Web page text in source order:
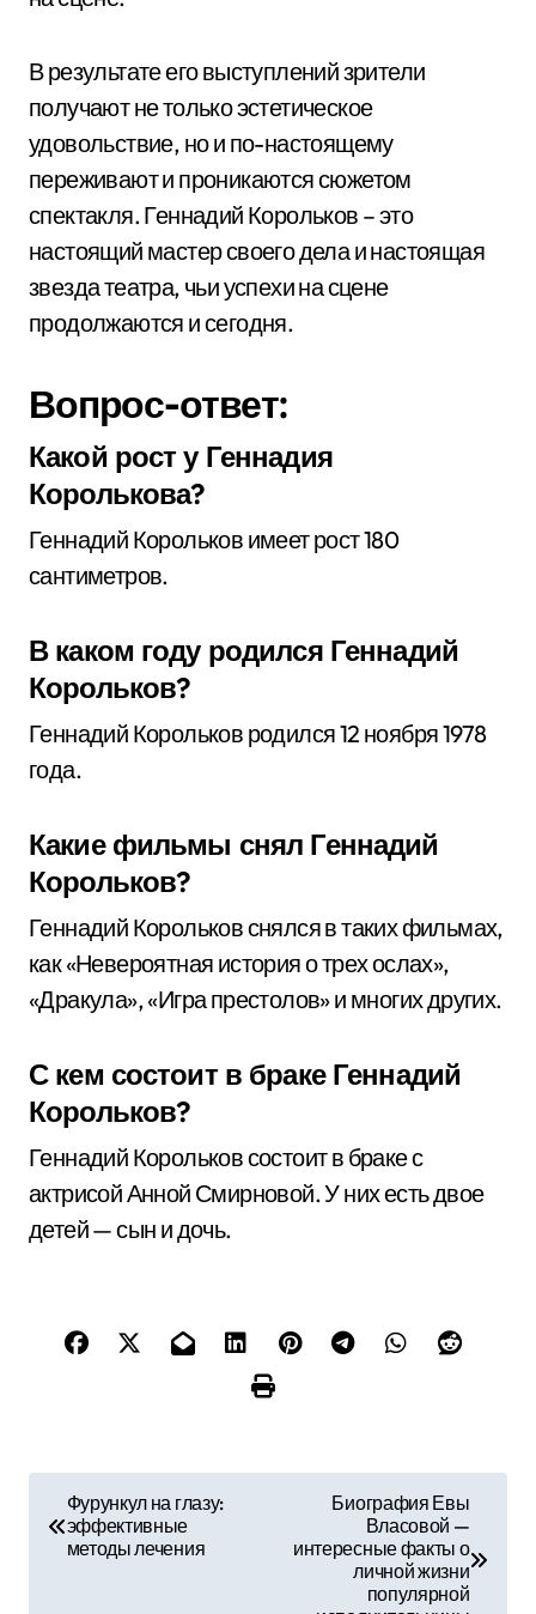
В результате его выступлений зрители
получают не только эстетическое
удовольствие, но и по-настоящему
переживают и проникаются сюжетом
спектакля. Геннадий Корольков – это
настоящий мастер своего дела и настоящая
звезда театра, чьи успехи на сцене
продолжаются и сегодня.
Вопрос-ответ:
Какой рост у Геннадия
Королькова?
Геннадий Корольков имеет рост 180
сантиметров.
В каком году родился Геннадий
Корольков?
Геннадий Корольков родился 12 ноября 1978
года.
Какие фильмы снял Геннадий
Корольков?
Геннадий Корольков снялся в таких фильмах,
как «Невероятная история о трех ослах»,
«Дракула», «Игра престолов» и многих других.
С кем состоит в браке Геннадий
Корольков?
Геннадий Корольков состоит в браке с
актрисой Анной Смирновой. У них есть двое
детей — сын и дочь.
Фурункул на глазу:
эффективные
методы лечения
Биография Евы
Власовой —
интересные факты о
личной жизни
популярной